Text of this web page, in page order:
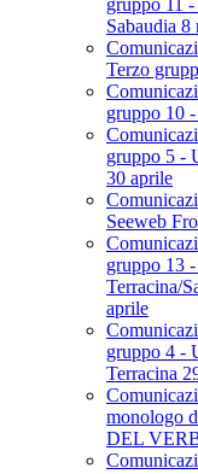
gruppo 11
Sabaudia 8
Terzo
gruppo 10
gruppo 5 -
30 aprile
Seeweb
gruppo 13
Terracina/
aprile
gruppo 4 -
Terracina
monologo
DEL